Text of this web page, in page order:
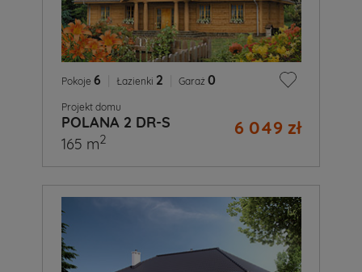
Pokoje 6 Łazienki 2 Garaż 0
Projekt domu
POLANA 2 DR-S 6 049 zł
165 m2